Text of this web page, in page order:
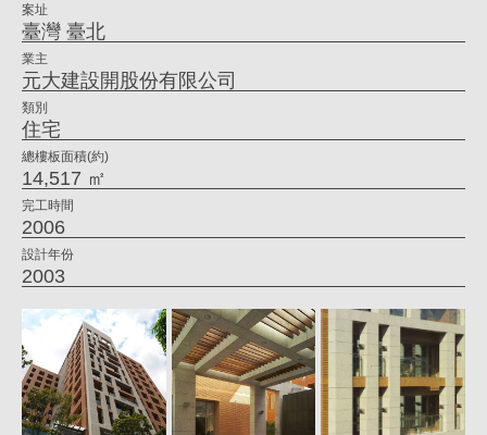
仁
大
築
工
場
案址
臺灣 臺北
業主
元大建設開股份有限公司
類別
住宅
總樓板面積(約)
14,517 ㎡
完工時間
2006
設計年份
2003